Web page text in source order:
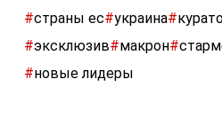
#страны ес#украина#
#эксклюзив#макрон#
#новые лидеры